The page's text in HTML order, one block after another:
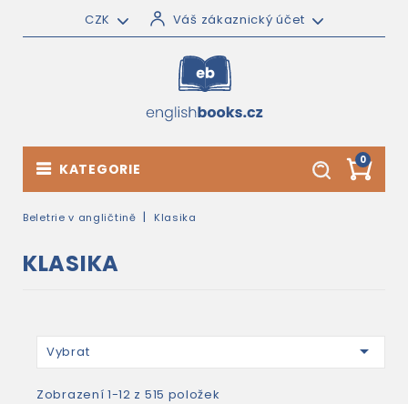
CZK Váš zákaznický účet
0
KATEGORIE
Beletrie v angličtině Klasika
KLASIKA
Vybrat 
Zobrazení 1-12 z 515 položek